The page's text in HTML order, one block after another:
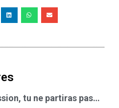
tu ne partiras pas…